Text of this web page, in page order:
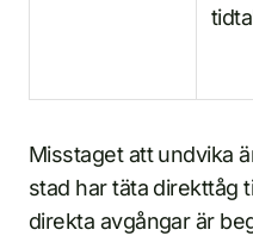
Misstaget att undvika
stad har täta direkttåg
direkta avgångar är